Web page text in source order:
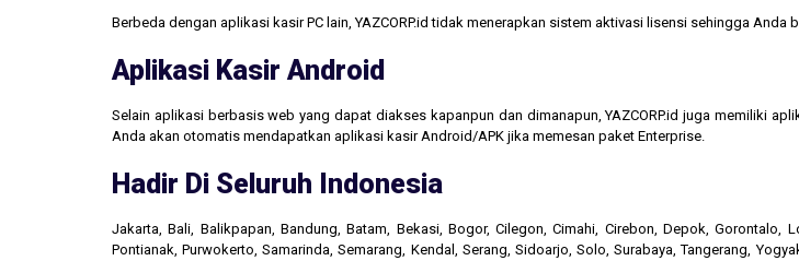
Berbeda dengan aplikasi kasir PC lain, YAZCORP.id tidak menerapkan sistem aktivasi lisensi sehingga Anda
Aplikasi Kasir Android
Selain aplikasi berbasis web yang dapat diakses kapanpun dan dimanapun, YAZCORP.id juga memiliki
Anda akan otomatis mendapatkan aplikasi kasir Android/APK jika memesan paket Enterprise.
Hadir Di Seluruh Indonesia
Jakarta, Bali, Balikpapan, Bandung, Batam, Bekasi, Bogor, Cilegon, Cimahi, Cirebon, Depok, Gorontalo,
Pontianak, Purwokerto, Samarinda, Semarang, Kendal, Serang, Sidoarjo, Solo, Surabaya, Tangerang,